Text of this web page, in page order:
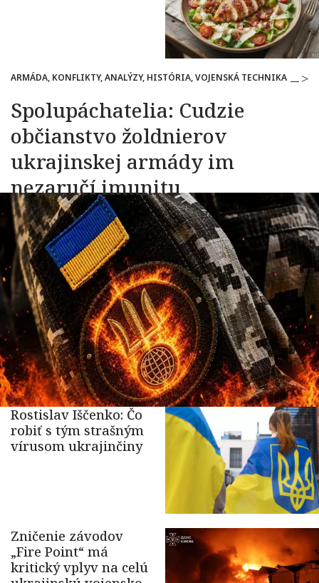
ARMÁDA, KONFLIKTY, ANALÝZY, HISTÓRIA, VOJENSKÁ TECHNIKA